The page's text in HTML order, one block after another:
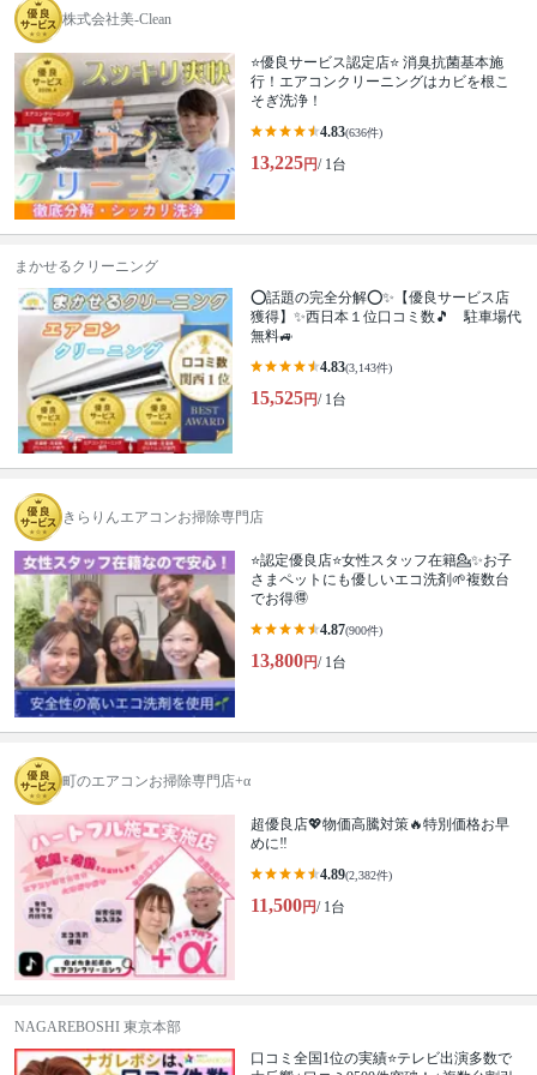
株式会社美-Clean
⭐️優良サービス認定店⭐️ 消臭抗菌基本施
行！エアコンクリーニングはカビを根こ
そぎ洗浄！
4.83(636件)
13,225円/ 1台
まかせるクリーニング
⭕話題の完全分解⭕✨【優良サービス店
獲得】✨西日本１位口コミ数🎵 駐車場代
無料🚙
4.83(3,143件)
15,525円/ 1台
きらりんエアコンお掃除専門店
⭐️認定優良店⭐️女性スタッフ在籍💁‍✨お子
さまペットにも優しいエコ洗剤🌱複数台
でお得🉐
4.87(900件)
13,800円/ 1台
町のエアコンお掃除専門店+α
超優良店💖物価高騰対策🔥特別価格お早
めに‼️
4.89(2,382件)
11,500円/ 1台
NAGAREBOSHI 東京本部
口コミ全国1位の実績⭐テレビ出演多数で